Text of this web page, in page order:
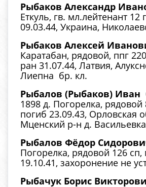
Рыбаков Александр
Еткуль, гв. мл.лейтенант 12
09.03.44, Украина,
Рыбаков Алексей
Каратабан, рядовой, ппг
ран 31.07.44, Латвия,
Лиепна бр. кл.
Рыбалов (Рыбаков) Иван
1898 д. Погорелка, рядовой
погиб 23.09.43, Орловская
Мценский р-н д.
Рыбалов Фёдор
Погорелка, рядовой 126 сп,
19.10.41, захоронение не
Рыбачук Борис